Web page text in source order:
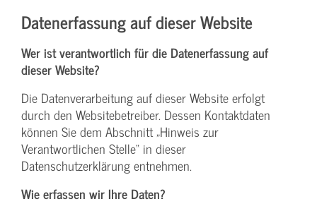
Datenerfassung auf dieser Website
Wer ist verantwortlich für die Datenerfassung auf
dieser Website?
Die Datenverarbeitung auf dieser Website erfolgt
durch den Websitebetreiber. Dessen Kontaktdaten
können Sie dem Abschnitt „Hinweis zur
Verantwortlichen Stelle“ in dieser
Datenschutzerklärung entnehmen.
Wie erfassen wir Ihre Daten?